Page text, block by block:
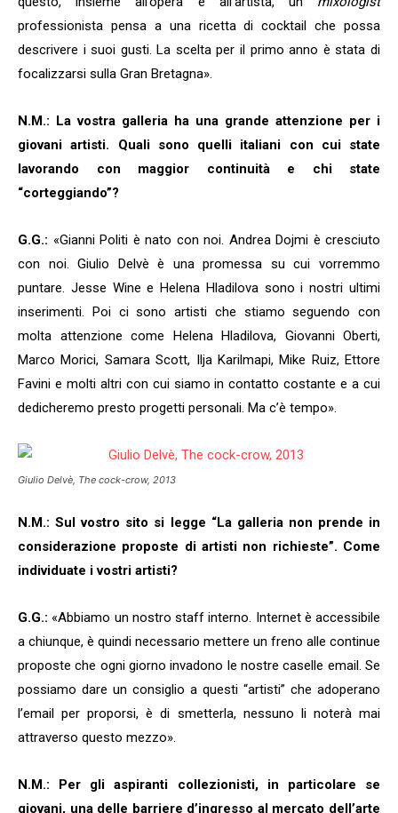
professionista pensa a una ricetta di cocktail che possa
descrivere i suoi gusti. La scelta per il primo anno è stata di
focalizzarsi sulla Gran Bretagna».
N.M.: La vostra galleria ha una grande attenzione per i
giovani artisti. Quali sono quelli italiani con cui state
lavorando con maggior continuità e chi state
“corteggiando”?
G.G.: «Gianni Politi è nato con noi. Andrea Dojmi è cresciuto
con noi. Giulio Delvè è una promessa su cui vorremmo
puntare. Jesse Wine e Helena Hladilova sono i nostri ultimi
inserimenti. Poi ci sono artisti che stiamo seguendo con
molta attenzione come Helena Hladilova, Giovanni Oberti,
Marco Morici, Samara Scott, Ilja Karilmapi, Mike Ruiz, Ettore
Favini e molti altri con cui siamo in contatto costante e a cui
dedicheremo presto progetti personali. Ma c’è tempo».
Giulio Delvè, The cock-crow, 2013
N.M.: Sul vostro sito si legge “La galleria non prende in
considerazione proposte di artisti non richieste”. Come
individuate i vostri artisti?
G.G.: «Abbiamo un nostro staff interno. Internet è accessibile
a chiunque, è quindi necessario mettere un freno alle continue
proposte che ogni giorno invadono le nostre caselle email. Se
possiamo dare un consiglio a questi “artisti” che adoperano
l’email per proporsi, è di smetterla, nessuno li noterà mai
attraverso questo mezzo».
N.M.: Per gli aspiranti collezionisti, in particolare se
giovani, una delle barriere d’ingresso al mercato dell’arte